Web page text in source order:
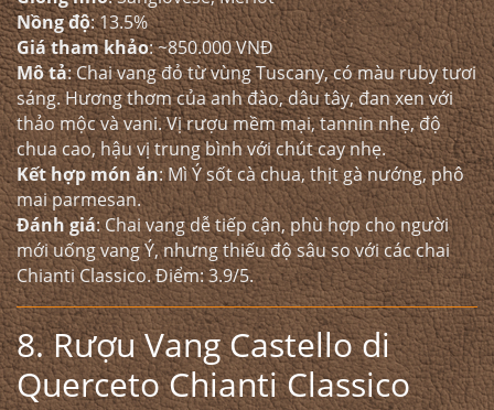
Nồng độ: 13.5%
Giá tham khảo: ~850.000 VNĐ
Mô tả: Chai vang đỏ từ vùng Tuscany, có màu ruby tươi
sáng. Hương thơm của anh đào, dâu tây, đan xen với
thảo mộc và vani. Vị rượu mềm mại, tannin nhẹ, độ
chua cao, hậu vị trung bình với chút cay nhẹ.
Kết hợp món ăn: Mì Ý sốt cà chua, thịt gà nướng, phô
mai parmesan.
Đánh giá: Chai vang dễ tiếp cận, phù hợp cho người
mới uống vang Ý, nhưng thiếu độ sâu so với các chai
Chianti Classico. Điểm: 3.9/5.
8. Rượu Vang Castello di
Querceto Chianti Classico